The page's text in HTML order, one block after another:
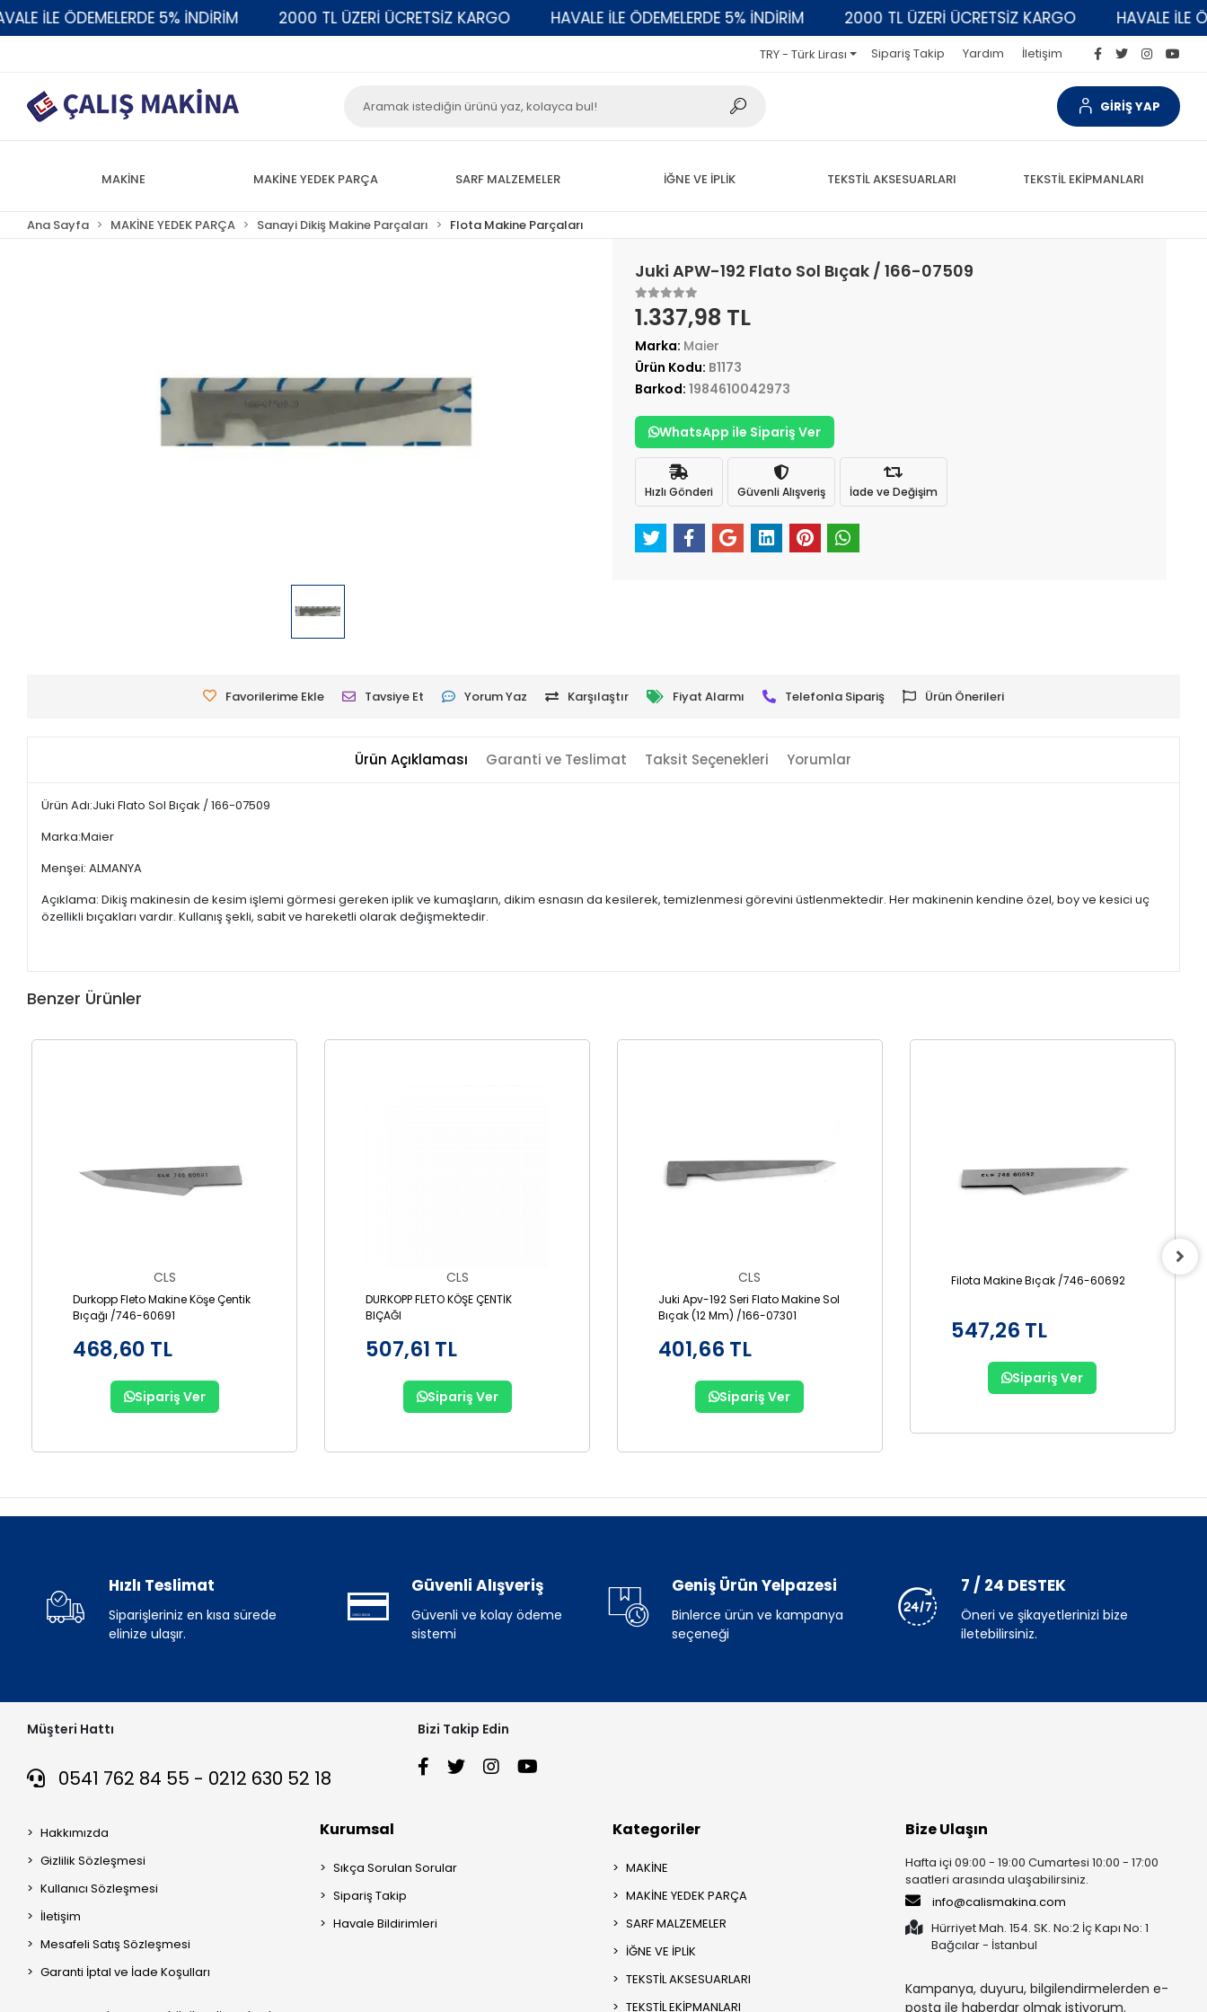
İLE ÖDEMELERDE 5% İNDİRİM 2000 TL ÜZERİ ÜCRETSİZ KARGO HAVALE İLE ÖDEMELERDE 5% İNDİRİM 2000 TL ÜZERİ ÜCRETSİZ KARGO HAVALE İLE
TRY - Türk Lirası Sipariş Takip Yardım İletişim
GİRİŞ YAP
MAKİNE MAKİNE YEDEK PARÇA SARF MALZEMELER İĞNE VE İPLİK TEKSTİL AKSESUARLARI TEKSTİL EKİPMANLARI
Ana Sayfa MAKİNE YEDEK PARÇA Sanayi Dikiş Makine Parçaları Flota Makine Parçaları
Juki APW-192 Flato Sol Bıçak / 166-07509
1.337,98 TL
Marka: Maier
Ürün Kodu: B1173
Barkod: 1984610042973
WhatsApp ile Sipariş Ver
Hızlı Gönderi Güvenli Alışveriş İade ve Değişim
Favorilerime Ekle Tavsiye Et Yorum Yaz Karşılaştır Fiyat Alarmı Telefonla Sipariş Ürün Önerileri
Ürün Açıklaması Garanti ve Teslimat Taksit Seçenekleri Yorumlar
Ürün Adı:Juki Flato Sol Bıçak / 166-07509
Marka:Maier
Menşei: ALMANYA
Açıklama: Dikiş makinesin de kesim işlemi görmesi gereken iplik ve kumaşların, dikim esnasın da kesilerek, temizlenmesi görevini üstlenmektedir. Her makinenin kendine özel, boy ve kesici uç
özellikli bıçakları vardır. Kullanış şekli, sabit ve hareketli olarak değişmektedir.
Benzer Ürünler
CLS
Durkopp Fleto Makine Köşe Çentik
Bıçağı /746-60691
468,60 TL
Sipariş Ver
CLS
DURKOPP FLETO KÖŞE ÇENTİK
BIÇAĞI
507,61 TL
Sipariş Ver
CLS
Juki Apv-192 Seri Flato Makine Sol
Bıçak (12 Mm) /166-07301
401,66 TL
Sipariş Ver
Filota Makine Bıçak /746-60692
547,26 TL
Sipariş Ver
Hızlı Teslimat
Siparişleriniz en kısa sürede
elinize ulaşır.
Güvenli Alışveriş
Güvenli ve kolay ödeme
sistemi
Geniş Ürün Yelpazesi
Binlerce ürün ve kampanya
seçeneği
7 / 24 DESTEK
Öneri ve şikayetlerinizi bize
iletebilirsiniz.
Müşteri Hattı
0541 762 84 55 - 0212 630 52 18
Bizi Takip Edin
Hakkımızda
Gizlilik Sözleşmesi
Kullanıcı Sözleşmesi
İletişim
Mesafeli Satış Sözleşmesi
Garanti İptal ve İade Koşulları
Kurumsal
Sıkça Sorulan Sorular
Sipariş Takip
Havale Bildirimleri
Kategoriler
MAKİNE
MAKİNE YEDEK PARÇA
SARF MALZEMELER
İĞNE VE İPLİK
TEKSTİL AKSESUARLARI
TEKSTİL EKİPMANLARI
Bize Ulaşın
Hafta içi 09:00 - 19:00 Cumartesi 10:00 - 17:00
saatleri arasında ulaşabilirsiniz.
info@calismakina.com
Hürriyet Mah. 154. SK. No:2 İç Kapı No: 1
Bağcılar - İstanbul
Kampanya, duyuru, bilgilendirmelerden e-
posta ile haberdar olmak istiyorum.